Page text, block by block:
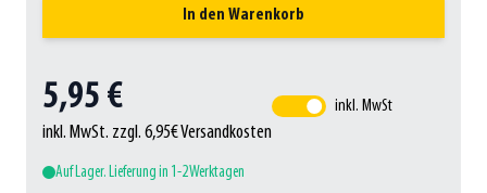
In den Warenkorb
5,95 €
inkl. MwSt. zzgl. 6,95€ Versandkosten
inkl. MwSt
Auf Lager. Lieferung in 1-2 Werktagen